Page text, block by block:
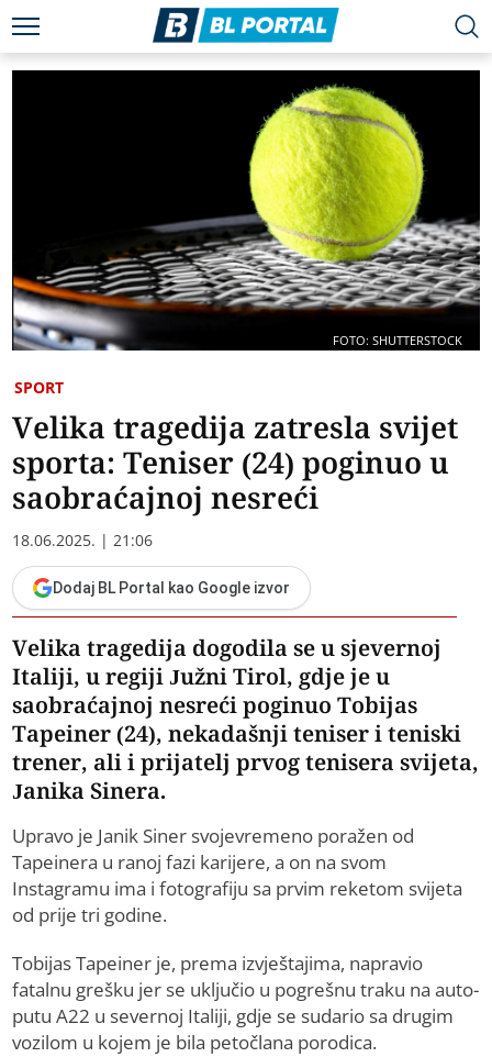
FOTO: SHUTTERSTOCK
SPORT
Velika tragedija zatresla svijet
sporta: Teniser (24) poginuo u
saobraćajnoj nesreći
18.06.2025. | 21:06
Dodaj BL Portal kao Google izvor
​Velika tragedija dogodila se u sjevernoj
Italiji, u regiji Južni Tirol, gdje je u
saobraćajnoj nesreći poginuo Tobijas
Tapeiner (24), nekadašnji teniser i teniski
trener, ali i prijatelj prvog tenisera svijeta,
Janika Sinera.
Upravo je Janik Siner svojevremeno poražen od
Tapeinera u ranoj fazi karijere, a on na svom
Instagramu ima i fotografiju sa prvim reketom svijeta
od prije tri godine.
Tobijas Tapeiner je, prema izvještajima, napravio
fatalnu grešku jer se uključio u pogrešnu traku na auto-
putu A22 u severnoj Italiji, gdje se sudario sa drugim
vozilom u kojem je bila petočlana porodica.